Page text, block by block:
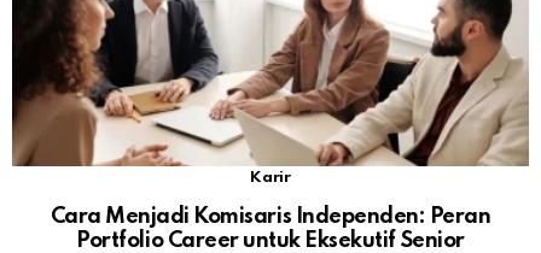
Karir
Cara Menjadi Komisaris Independen: Peran
Portfolio Career untuk Eksekutif Senior